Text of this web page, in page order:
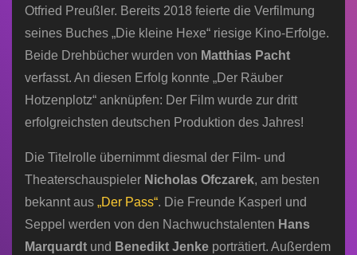
Otfried Preußler. Bereits 2018 feierte die Verfilmung
seines Buches „Die kleine Hexe“ riesige Kino-Erfolge.
Beide Drehbücher wurden von Matthias Pacht
verfasst. An diesen Erfolg konnte „Der Räuber
Hotzenplotz“ anknüpfen: Der Film wurde zur dritt
erfolgreichsten deutschen Produktion des Jahres!
Die Titelrolle übernimmt diesmal der Film- und
Theaterschauspieler Nicholas Ofczarek, am besten
bekannt aus „Der Pass“. Die Freunde Kasperl und
Seppel werden von den Nachwuchstalenten Hans
Marquardt und Benedikt Jenke porträtiert. Außerdem